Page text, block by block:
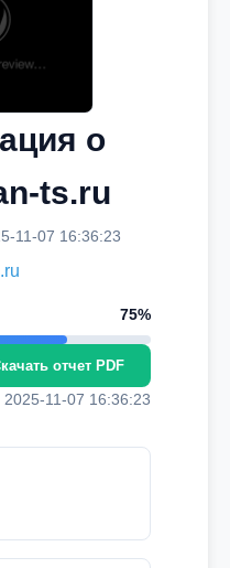
о
ts.ru
11-07 16:36:23
75%
отчет PDF
2025-11-07 16:36:23